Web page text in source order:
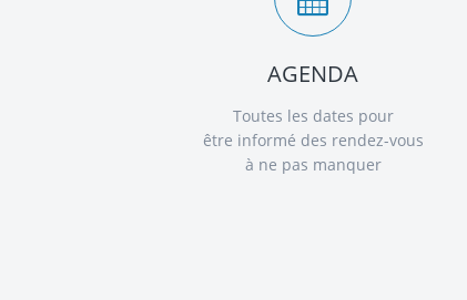
AGENDA
Toutes les dates pour
être informé des rendez-vous
à ne pas manquer